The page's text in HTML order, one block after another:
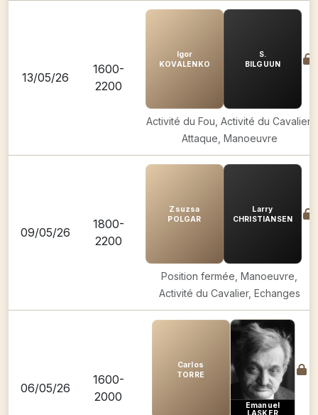
13/05/26
1600-
2200
Igor
KOVALENKO
S.
BILGUUN
Activité du Fou, Activité du Cavalier,
Attaque, Manoeuvre
09/05/26
1800-
2200
Zsuzsa
POLGAR
Larry
CHRISTIANSEN
Position fermée, Manoeuvre,
Activité du Cavalier, Echanges
06/05/26
1600-
2000
Carlos
TORRE
Emanuel